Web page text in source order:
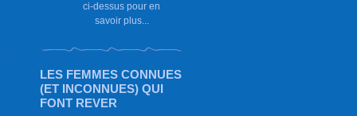
ci-dessus pour en
savoir plus...
LES FEMMES CONNUES
(ET INCONNUES) QUI
FONT REVER